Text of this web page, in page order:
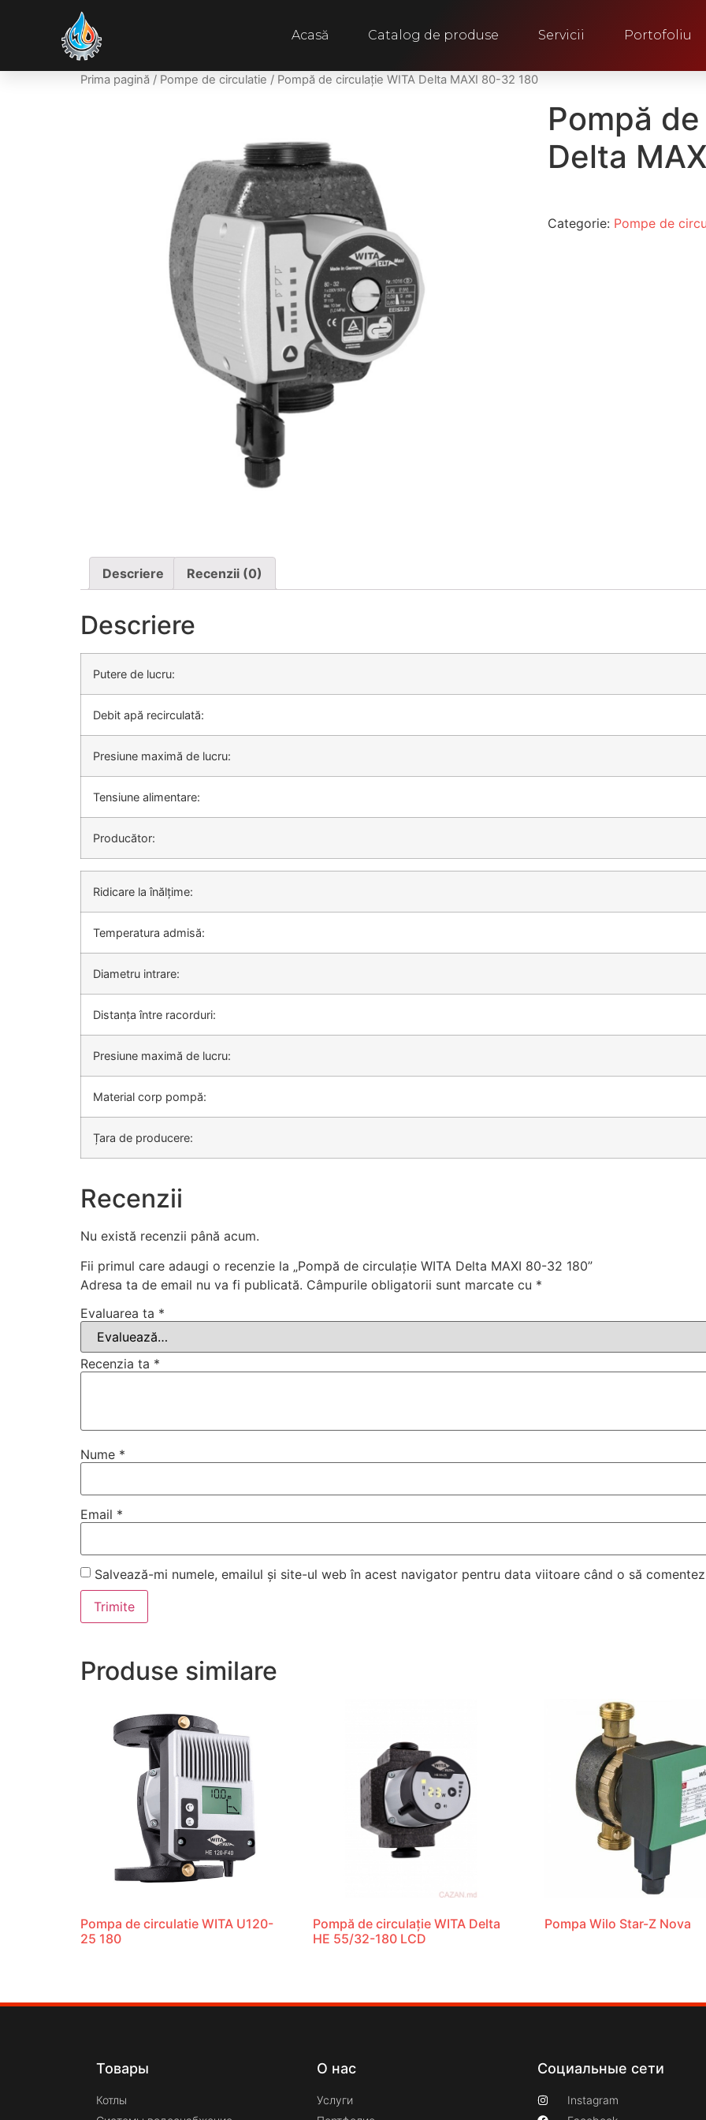
Acasă Catalog de produse Servicii Portofoliu
Prima pagină / Pompe de circulatie / Pompă de circulație WITA Delta MAXI 80-32 180
Pompă
Delta
Categorie: Pompe de
Descriere Recenzii (0)
Descriere
Putere de lucru:
Debit apă recirculată:
Presiune maximă de lucru:
Tensiune alimentare:
Producător:
Ridicare la înălțime:
Temperatura admisă:
Diametru intrare:
Distanța între racorduri:
Presiune maximă de lucru:
Material corp pompă:
Țara de producere:
Recenzii
Nu există recenzii până acum.
Fii primul care adaugi o recenzie la „Pompă de circulație WITA Delta MAXI 80-32 180”
Adresa ta de email nu va fi publicată. Câmpurile obligatorii sunt marcate cu *
Evaluarea ta *
Recenzia ta *
Nume *
Email *
Salvează-mi numele, emailul și site-ul web în acest navigator pentru data viitoare când o să
Produse similare
Pompa de circulatie WITA U120-
25 180
Pompă de circulație WITA Delta
HE 55/32-180 LCD
Pompa Wilo Star-Z Nova
Товары
Котлы
О нас
Услуги
Социальные сети
Instagram